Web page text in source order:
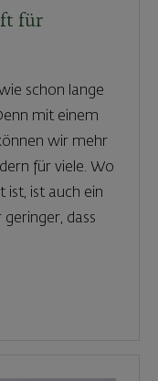
für
schon lange
mit einem
wir mehr
für viele. Wo
ist, ist auch ein
dass